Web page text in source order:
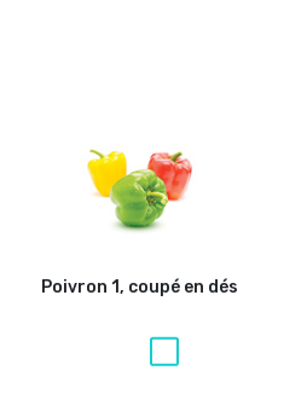
Poivron 1, coupé en dés